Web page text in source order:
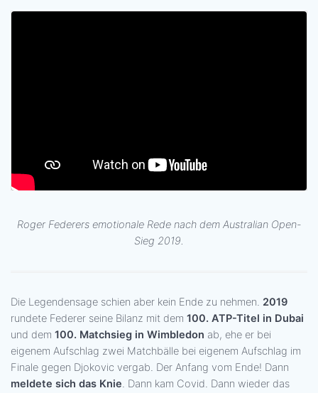
Roger Federers emotionale Rede nach dem Australian Open-
Sieg 2019.
Die Legendensage schien aber kein Ende zu nehmen. 2019
rundete Federer seine Bilanz mit dem 100. ATP-Titel in Dubai
und dem 100. Matchsieg in Wimbledon ab, ehe er bei
eigenem Aufschlag zwei Matchbälle bei eigenem Aufschlag im
Finale gegen Djokovic vergab. Der Anfang vom Ende! Dann
meldete sich das Knie. Dann kam Covid. Dann wieder das